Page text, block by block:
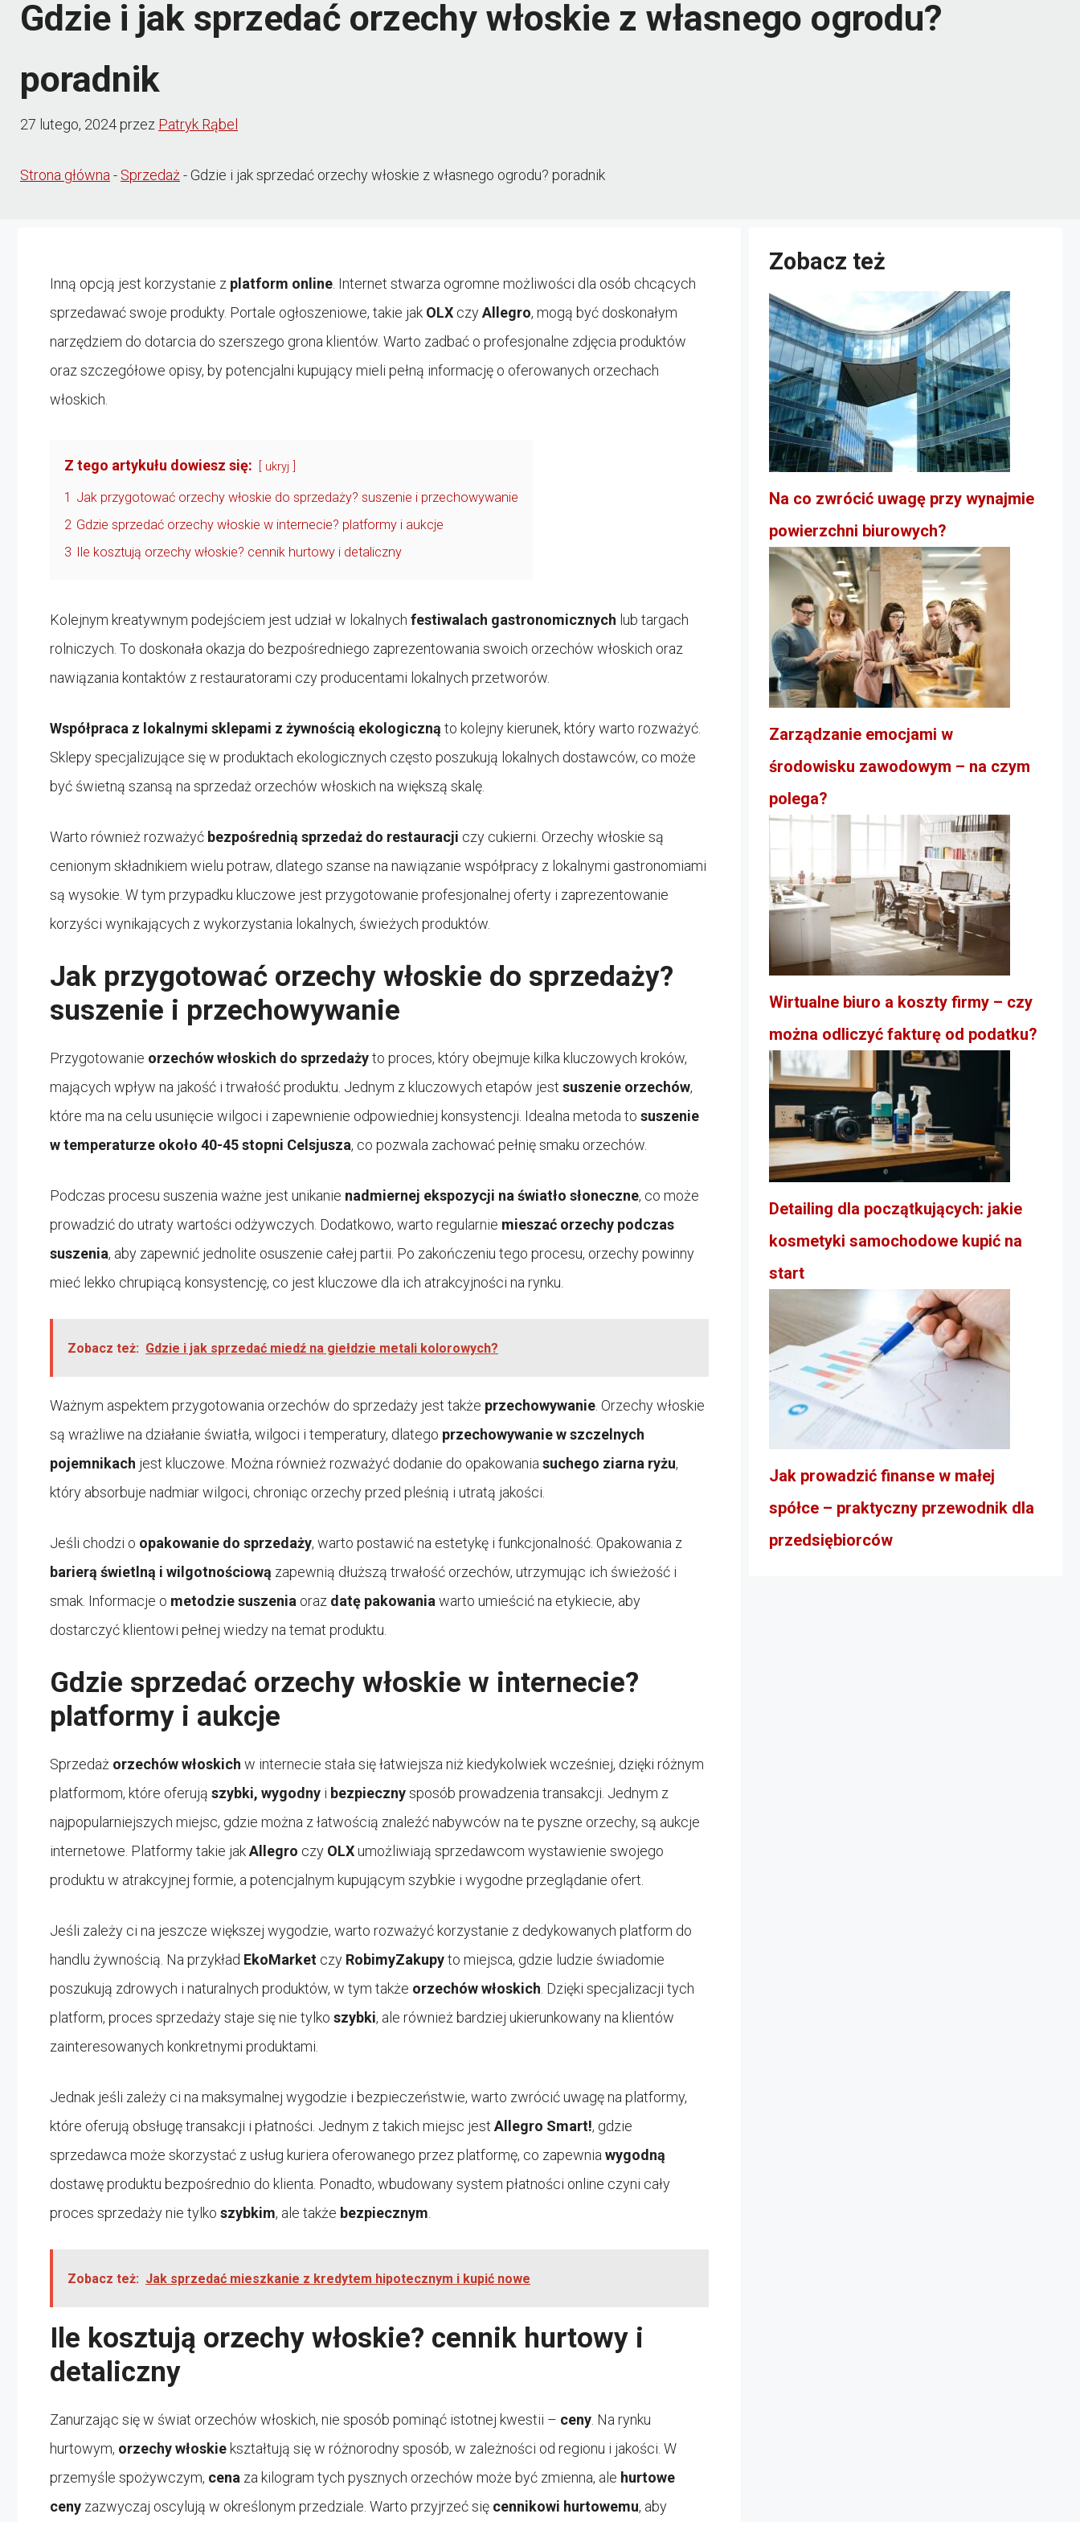
Gdzie i jak sprzedać orzechy włoskie z własnego ogrodu?
poradnik
27 lutego, 2024przez Patryk Rąbel
Strona główna- Sprzedaż-Gdzie i jak sprzedać orzechy włoskie z własnego ogrodu? poradnik
Inną opcją jest korzystanie z platform online . Internet stwarza ogromne możliwości dla osób chcących
sprzedawać swoje produkty. Portale ogłoszeniowe, takie jak OLX czyAllegro, mogą być doskonałym
narzędziem do dotarcia do szerszego grona klientów. Warto zadbać o profesjonalne zdjęcia produktów
oraz szczegółowe opisy, by potencjalni kupujący mieli pełną informację o oferowanych orzechach
włoskich.
Z tego artykułu dowiesz się: ukryj
1 Jak przygotować orzechy włoskie do sprzedaży? suszenie i przechowywanie
2 Gdzie sprzedać orzechy włoskie w internecie? platformy i aukcje
3 Ile kosztują orzechy włoskie? cennik hurtowy i detaliczny
Kolejnym kreatywnym podejściem jest udział w lokalnych festiwalach gastronomicznych lub targach
rolniczych. To doskonała okazja do bezpośredniego zaprezentowania swoich orzechów włoskich oraz
nawiązania kontaktów z restauratorami czy producentami lokalnych przetworów.
Współpraca z lokalnymi sklepami z żywnością ekologiczną to kolejny kierunek, który warto rozważyć.
Sklepy specjalizujące się w produktach ekologicznych często poszukują lokalnych dostawców, co może
być świetną szansą na sprzedaż orzechów włoskich na większą skalę.
Warto również rozważyć bezpośrednią sprzedaż do restauracji czy cukierni. Orzechy włoskie są
cenionym składnikiem wielu potraw, dlatego szanse na nawiązanie współpracy z lokalnymi gastronomiami
są wysokie. W tym przypadku kluczowe jest przygotowanie profesjonalnej oferty i zaprezentowanie
korzyści wynikających z wykorzystania lokalnych, świeżych produktów.
Jak przygotować orzechy włoskie do sprzedaży?
suszenie i przechowywanie
Przygotowanie orzechów włoskich do sprzedażyto proces, który obejmuje kilka kluczowych kroków,
mających wpływ na jakość i trwałość produktu. Jednym z kluczowych etapów jest suszenie orzechów,
które ma na celu usunięcie wilgoci i zapewnienie odpowiedniej konsystencji. Idealna metoda to suszenie
w temperaturze około 40-45 stopni Celsjusza, co pozwala zachować pełnię smaku orzechów.
Podczas procesu suszenia ważne jest unikanie nadmiernej ekspozycji na światło słoneczne, co może
prowadzić do utraty wartości odżywczych. Dodatkowo, warto regularnie mieszać orzechy podczas
suszenia, aby zapewnić jednolite osuszenie całej partii. Po zakończeniu tego procesu, orzechy powinny
mieć lekko chrupiącą konsystencję, co jest kluczowe dla ich atrakcyjności na rynku.
Zobacz też: Gdzie i jak sprzedać miedź na giełdzie metali kolorowych?
Ważnym aspektem przygotowania orzechów do sprzedaży jest także przechowywanie . Orzechy włoskie
są wrażliwe na działanie światła, wilgoci i temperatury, dlatego przechowywanie w szczelnych
pojemnikach jest kluczowe. Można również rozważyć dodanie do opakowania suchego ziarna ryżu,
który absorbuje nadmiar wilgoci, chroniąc orzechy przed pleśnią i utratą jakości.
Jeśli chodzi o opakowanie do sprzedaży, warto postawić na estetykę i funkcjonalność. Opakowania z
barierą świetlną i wilgotnościową zapewnią dłuższą trwałość orzechów, utrzymując ich świeżość i
smak. Informacje o metodzie suszenia oraz datę pakowania warto umieścić na etykiecie, aby
dostarczyć klientowi pełnej wiedzy na temat produktu.
Gdzie sprzedać orzechy włoskie w internecie?
platformy i aukcje
Sprzedaż orzechów włoskich w internecie stała się łatwiejsza niż kiedykolwiek wcześniej, dzięki różnym
platformom, które oferują szybki, wygodny i bezpiecznysposób prowadzenia transakcji. Jednym z
najpopularniejszych miejsc, gdzie można z łatwością znaleźć nabywców na te pyszne orzechy, są aukcje
internetowe. Platformy takie jakAllegro czy OLXumożliwiają sprzedawcom wystawienie swojego
produktu w atrakcyjnej formie, a potencjalnym kupującym szybkie i wygodne przeglądanie ofert.
Jeśli zależy ci na jeszcze większej wygodzie, warto rozważyć korzystanie z dedykowanych platform do
handlu żywnością. Na przykład EkoMarket czy RobimyZakupyto miejsca, gdzie ludzie świadomie
poszukują zdrowych i naturalnych produktów, w tym także orzechów włoskich . Dzięki specjalizacji tych
platform, proces sprzedaży staje się nie tylko szybki, ale również bardziej ukierunkowany na klientów
zainteresowanych konkretnymi produktami.
Jednak jeśli zależy ci na maksymalnej wygodzie i bezpieczeństwie, warto zwrócić uwagę na platformy,
które oferują obsługę transakcji i płatności. Jednym z takich miejsc jest Allegro Smart!, gdzie
sprzedawca może skorzystać z usług kuriera oferowanego przez platformę, co zapewnia wygodną
dostawę produktu bezpośrednio do klienta. Ponadto, wbudowany system płatności online czyni cały
proces sprzedaży nie tylko szybkim, ale także bezpiecznym
Zobacz też: Jak sprzedać mieszkanie z kredytem hipotecznym i kupić nowe
Ile kosztują orzechy włoskie? cennik hurtowy i
detaliczny
Zanurzając się w świat orzechów włoskich, nie sposób pominąć istotnej kwestii – ceny . Na rynku
hurtowym, orzechy włoskie kształtują się w różnorodny sposób, w zależności od regionu i jakości. W
przemyśle spożywczym, cena za kilogram tych pysznych orzechów może być zmienna, ale hurtowe
ceny zazwyczaj oscylują w określonym przedziale. Warto przyjrzeć się cennikowi hurtowemu, aby
Zobacz też
Na co zwrócić uwagę przy wynajmie
powierzchni biurowych?
Zarządzanie emocjami w
środowisku zawodowym – na czym
polega?
Wirtualne biuro a koszty firmy – czy
można odliczyć fakturę od podatku?
Detailing dla początkujących: jakie
kosmetyki samochodowe kupić na
start
Jak prowadzić finanse w małej
spółce – praktyczny przewodnik dla
przedsiębiorców